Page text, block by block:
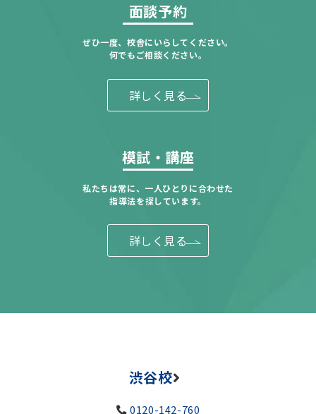
面談予約
ぜひ一度、校舎にいらしてください。
何でもご相談ください。
詳しく見る
模試・講座
私たちは常に、一人ひとりに合わせた
指導法を探しています。
詳しく見る
渋谷校
0120-142-760